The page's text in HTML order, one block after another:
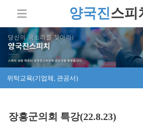
양국진스피
위탁교육(기업체, 관공서)
장흥군의회 특강(22.8.23)